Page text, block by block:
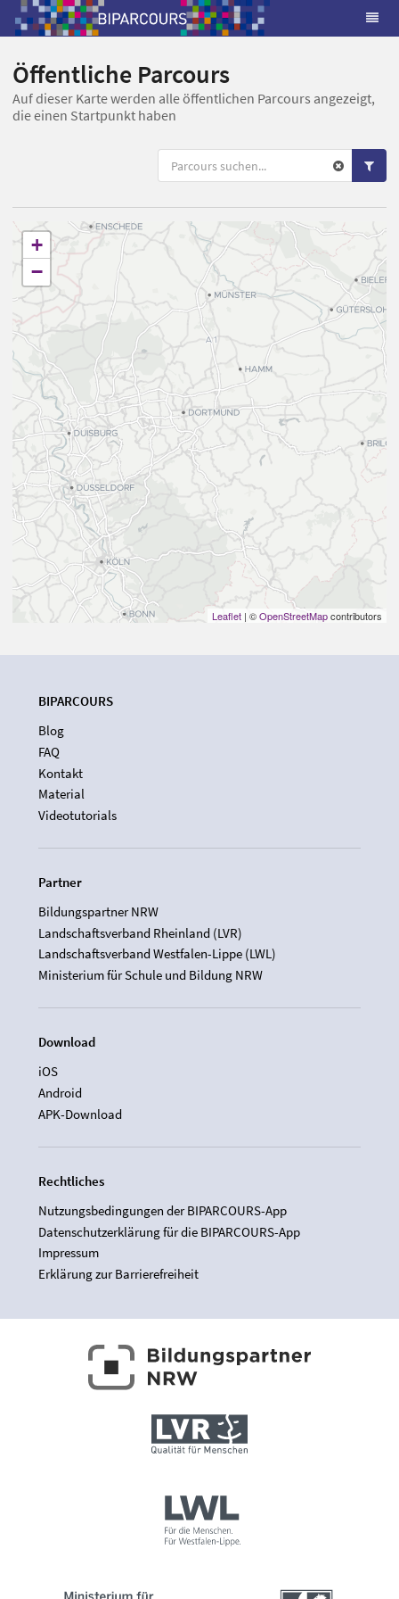
Öffentliche Parcours
Auf dieser Karte werden alle öffentlichen Parcours angezeigt,
die einen Startpunkt haben
+
−
Leaflet | ©OpenStreetMapcontributors
BIPARCOURS
Blog
FAQ
Kontakt
Material
Videotutorials
Partner
Bildungspartner NRW
Landschaftsverband Rheinland (LVR)
Landschaftsverband Westfalen-Lippe (LWL)
Ministerium für Schule und Bildung NRW
Download
iOS
Android
APK-Download
Rechtliches
Nutzungsbedingungen der BIPARCOURS-App
Datenschutzerklärung für die BIPARCOURS-App
Impressum
Erklärung zur Barrierefreiheit